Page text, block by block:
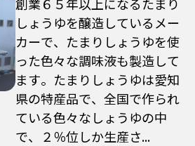
しょうゆを醸造しているメー
カーで、たまりしょうゆを使
った色々な調味液も製造して
ます。たまりしょうゆは愛知
県の特産品で、全国で作られ
ている色々なしょうゆの中
で、２％位しか生産さ...